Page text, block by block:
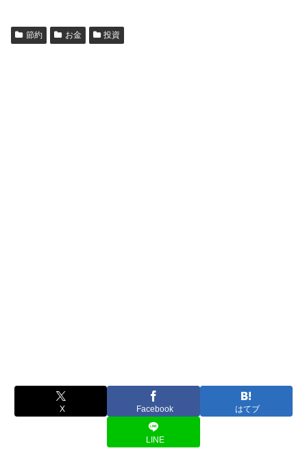
節約 お金 投資
X Facebook はてブ
LINE